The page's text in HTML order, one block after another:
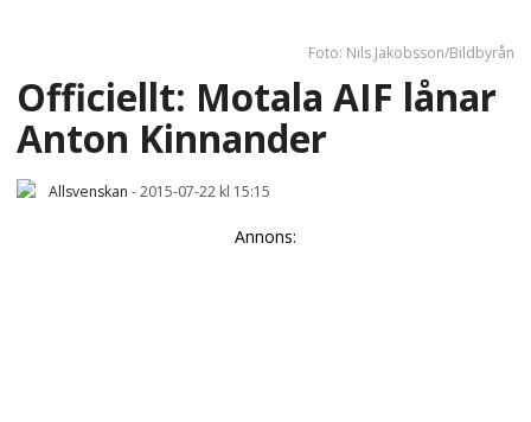
Foto: Nils Jakobsson/Bildbyrån
Officiellt: Motala AIF lånar
Anton Kinnander
Allsvenskan -2015-07-22 kl 15:15
Annons: